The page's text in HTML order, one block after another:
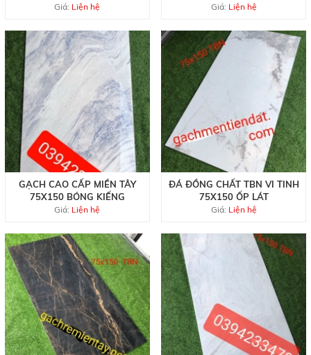
Giá: Liện hệ Giá: Liện hệ
GẠCH CAO CẤP MIỀN TÂY
75X150 BÓNG KIẾNG
Giá: Liện hệ
ĐÁ ĐỒNG CHẤT TBN VI TINH
75X150 ỐP LÁT
Giá: Liện hệ